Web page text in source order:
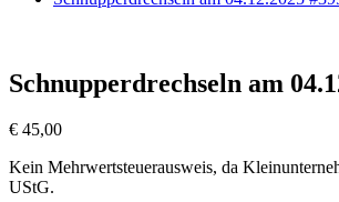
Schnupperdrechseln am
€ 45,00
Kein Mehrwertsteuerausweis, da
UStG.